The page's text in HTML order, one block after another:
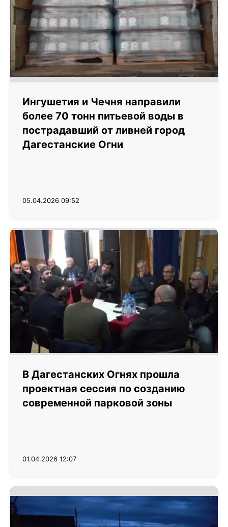
Ингушетия и Чечня направили
более 70 тонн питьевой воды в
пострадавший от ливней город
Дагестанские Огни
05.04.2026 09:52
В Дагестанских Огнях прошла
проектная сессия по созданию
современной парковой зоны
01.04.2026 12:07